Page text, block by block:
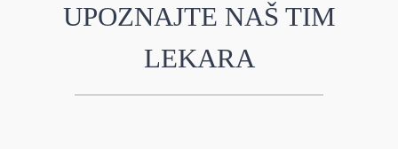
UPOZNAJTE NAŠ TIM
LEKARA